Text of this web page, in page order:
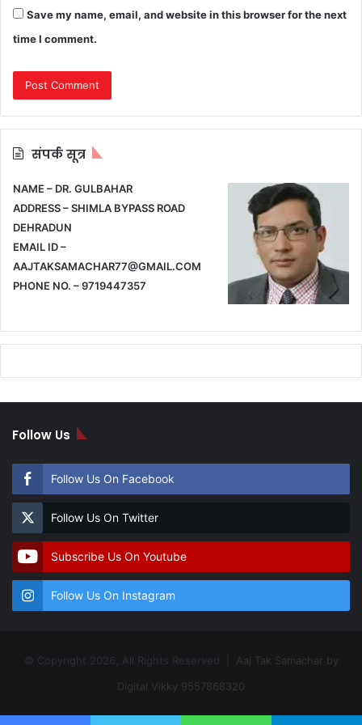
Save my name, email, and website in this browser for the next
time I comment.
संपर्क सूत्र
NAME – DR. GULBAHAR
ADDRESS – SHIMLA BYPASS ROAD
DEHRADUN
EMAIL ID –
AAJTAKSAMACHAR77@GMAIL.COM
PHONE NO. – 9719447357
Follow Us
Follow Us On Facebook
Follow Us On Twitter
Subscribe Us On Youtube
Follow Us On Instagram
© Copyright 2026, All Rights Reserved | Aaj Tak Samachar by
Digital Vikky 9557868320